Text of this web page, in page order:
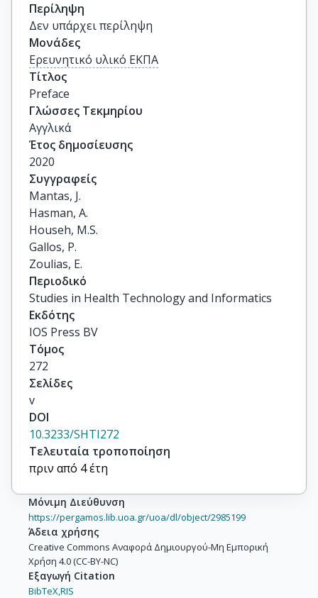
Περίληψη
Δεν υπάρχει περίληψη
Μονάδες
Ερευνητικό υλικό ΕΚΠΑ
Τίτλος
Preface
Γλώσσες Τεκμηρίου
Αγγλικά
Έτος δημοσίευσης
2020
Συγγραφείς
Mantas, J.
Hasman, A.
Househ, M.S.
Gallos, P.
Zoulias, E.
Περιοδικό
Studies in Health Technology and Informatics
Εκδότης
IOS Press BV
Τόμος
272
Σελίδες
v
DOI
10.3233/SHTI272
Τελευταία τροποποίηση
πριν από 4 έτη
Μόνιμη Διεύθυνση
https://pergamos.lib.uoa.gr/uoa/dl/object/2985199
Άδεια χρήσης
Creative Commons Αναφορά Δημιουργού-Μη Εμπορική
Χρήση 4.0 (CC-BY-NC)
Εξαγωγή Citation
BibTeX,RIS